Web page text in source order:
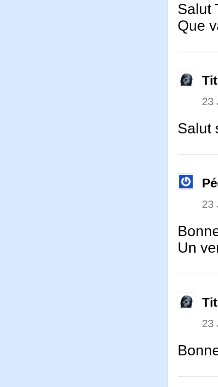
Salut
Que
23
Salut
23
Un
23